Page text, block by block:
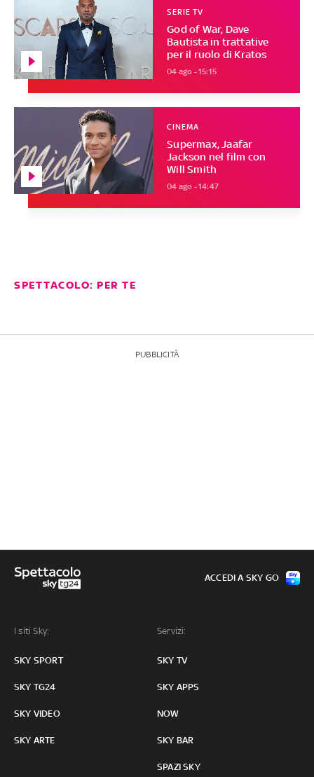
God of War, Dave
Bautista in trattative
per il ruolo di Kratos
SERIE TV
04 ago - 15:15
Supermax, Jaafar
Jackson nel film con
Will Smith
CINEMA
04 ago - 14:47
SPETTACOLO: PER TE
PUBBLICITÀ
I siti Sky:
SKY SPORT
SKY TG24
SKY VIDEO
SKY ARTE
Servizi:
SKY TV
SKY APPS
NOW
SKY BAR
SPAZI SKY
ACCEDI A SKY GO